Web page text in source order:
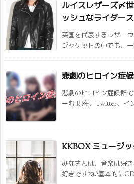
ルイスレザーズ〆
ッシュなライダー
英国を代表するレザー
ジャケットの中でも、
悲劇のヒロイン症
悲劇のヒロイン症候群
ーむ 現在、Twitter、イ
KKBOX ミュージ
みなさんは、音楽は好
好きですね♪基本的に